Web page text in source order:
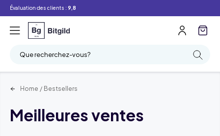
Évaluation des clients : 9,8
Que recherchez-vous?
Filtre
Home / Bestsellers
Meilleures ventes